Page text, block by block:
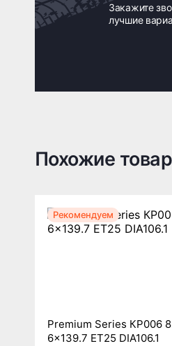
Закажите
лучшие
Похожие
Рекомендуем
Premium Series КР006
6x139.7 ET25 DIA106.1